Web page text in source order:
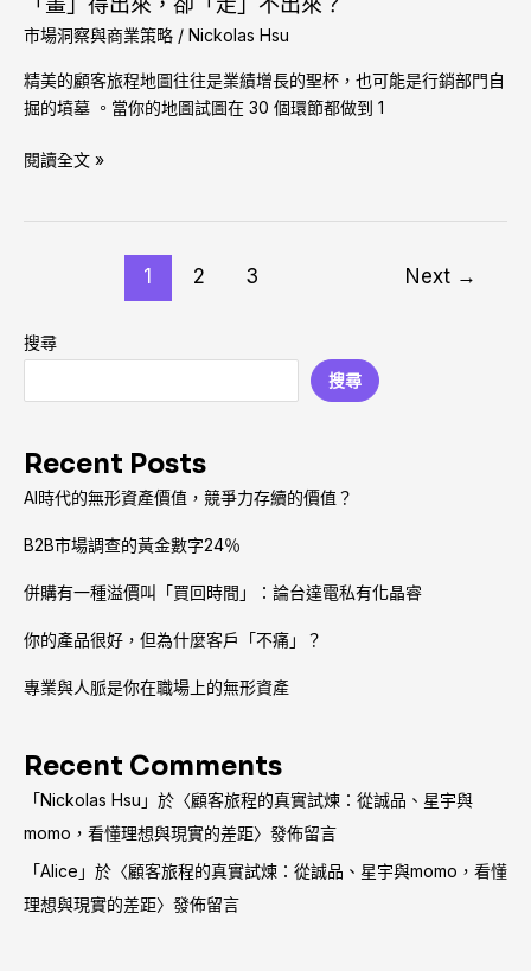
市場洞察與商業策略 / Nickolas Hsu
精美的顧客旅程地圖往往是業績增長的聖杯，也可能是行銷部門自
掘的墳墓 。當你的地圖試圖在 30 個環節都做到 1
你
旅
程
是
得
不
來？
閱讀全文 »
1 2 3 Next →
搜尋
搜尋
Recent Posts
AI時代的無形資產價值，競爭力存續的價值？
B2B市場調查的黃金數字24％
併購有一種溢價叫「買回時間」：論台達電私有化晶睿
你的產品很好，但為什麼客戶「不痛」？
專業與人脈是你在職場上的無形資產
Recent Comments
「Nickolas Hsu 」於〈顧客旅程的真實試煉：從誠品、星宇與
momo，看懂理想與現實的差距〉發佈留言
「Alice 」於〈顧客旅程的真實試煉：從誠品、星宇與momo，看懂
理想與現實的差距〉發佈留言